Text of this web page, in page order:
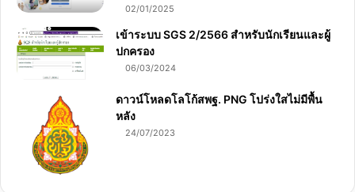
02/01/2025
เข้าระบบ SGS 2/2566 สำหรับนักเรียนและผู้
ปกครอง
06/03/2024
ดาวน์โหลดโลโก้สพฐ. PNG โปร่งใสไม่มีพื้น
หลัง
24/07/2023